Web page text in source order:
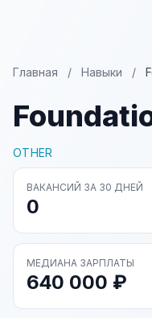
Главная / Навыки /
OTHER
ВАКАНСИЙ ЗА 30 ДНЕЙ
0
МЕДИАНА ЗАРПЛАТЫ
640 000 ₽